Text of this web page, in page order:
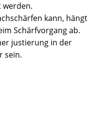
werden.
kann, hängt
Schärfvorgang ab.
justierung in der
sein.